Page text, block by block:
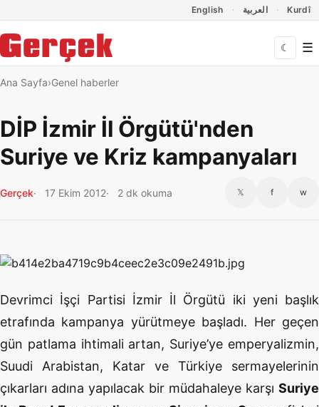
English العربية Kurdî
☾ ☰
Ana Sayfa Genel haberler
DİP İzmir İl Örgütü'nden
Suriye ve Kriz kampanyaları
Gerçek 17 Ekim 2012 2 dk okuma 𝕏 f w
Devrimci İşçi Partisi İzmir İl Örgütü iki yeni başlık
etrafında kampanya yürütmeye başladı. Her geçen
gün patlama ihtimali artan, Suriye’ye emperyalizmin,
Suudi Arabistan, Katar ve Türkiye sermayelerinin
çıkarları adına yapılacak bir müdahaleye karşı Suriye